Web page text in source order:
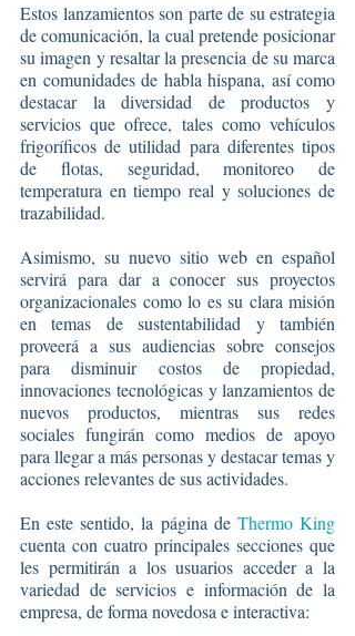
Estos lanzamientos son parte de su estrategia
de comunicación, la cual pretende posicionar
su imagen y resaltar la presencia de su marca
en comunidades de habla hispana, así como
destacar la diversidad de productos y
servicios que ofrece, tales como vehículos
frigoríficos de utilidad para diferentes tipos
de flotas, seguridad, monitoreo de
temperatura en tiempo real y soluciones de
trazabilidad.
Asimismo, su nuevo sitio web en español
servirá para dar a conocer sus proyectos
organizacionales como lo es su clara misión
en temas de sustentabilidad y también
proveerá a sus audiencias sobre consejos
para disminuir costos de propiedad,
innovaciones tecnológicas y lanzamientos de
nuevos productos, mientras sus redes
sociales fungirán como medios de apoyo
para llegar a más personas y destacar temas y
acciones relevantes de sus actividades.
En este sentido, la página de Thermo King
cuenta con cuatro principales secciones que
les permitirán a los usuarios acceder a la
variedad de servicios e información de la
empresa, de forma novedosa e interactiva: